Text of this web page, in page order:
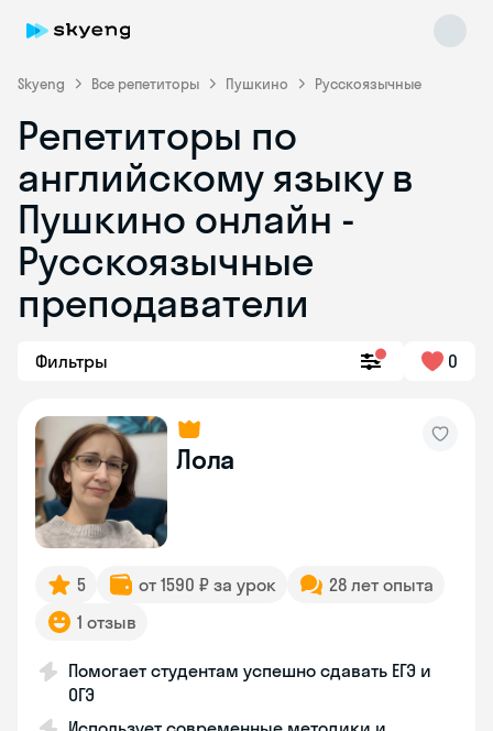
Skyeng Все репетиторы Пушкино Русскоязычные
Репетиторы по
английскому языку в
Пушкино онлайн -
Русскоязычные
преподаватели
Фильтры 0
Лола
5 от 1590 ₽ за урок
28 лет опыта
1 отзыв
Помогает студентам успешно сдавать ЕГЭ и
ОГЭ
online